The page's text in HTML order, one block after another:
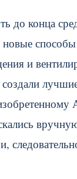
до конца
способы
и